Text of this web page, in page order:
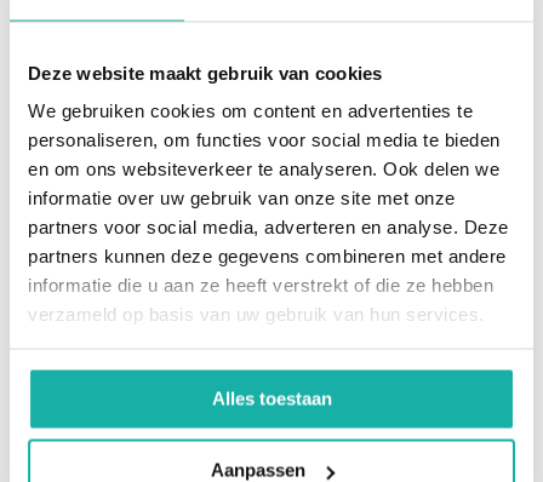
Deze website maakt gebruik van cookies
We gebruiken cookies om content en advertenties te
personaliseren, om functies voor social media te bieden
en om ons websiteverkeer te analyseren. Ook delen we
informatie over uw gebruik van onze site met onze
partners voor social media, adverteren en analyse. Deze
partners kunnen deze gegevens combineren met andere
informatie die u aan ze heeft verstrekt of die ze hebben
verzameld op basis van uw gebruik van hun services.
Alles toestaan
Aanpassen
Vitamine D3 -
Vingerprik
Test om de oorzaak op te
bijschildklieraandoeningen
€ 35,-
DHEA-S - Vingerprik
DHEA-S is een androgeen
geslachtshormoon dat
€ 45,-